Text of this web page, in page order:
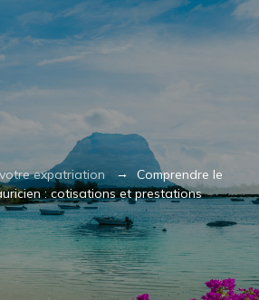
expatriation → Comprendre le
: cotisations et prestations